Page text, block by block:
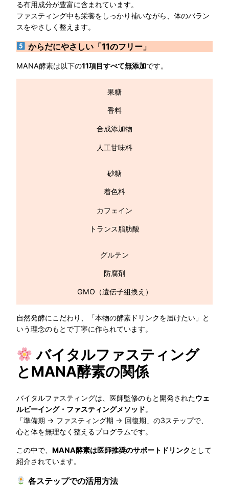
る有用成分が豊富に含まれています。
ファスティング中も栄養をしっかり補いながら、体のバラン
スをやさしく整えます。
からだにやさしい「11のフリー」
MANA酵素は以下の11項目すべて無添加です。
果糖
香料
合成添加物
人工甘味料
砂糖
着色料
カフェイン
トランス脂肪酸
グルテン
防腐剤
GMO（遺伝子組換え）
自然発酵にこだわり、「本物の酵素ドリンクを届けたい」と
いう理念のもとで丁寧に作られています。
バイタルファスティング
とMANA酵素の関係
バイタルファスティングは、医師監修のもと開発されたウェ
ルビーイング・ファスティングメソッド。
「準備期 → ファスティング期 → 回復期」の3ステップで、
心と体を無理なく整えるプログラムです。
この中で、 MANA酵素は医師推奨のサポートドリンクとして
紹介されています。
各ステップでの活用方法